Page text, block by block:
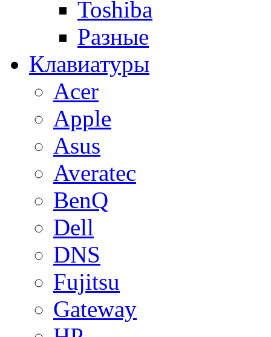
Toshiba
Разные
Клавиатуры
Acer
Apple
Asus
Averatec
BenQ
Dell
DNS
Fujitsu
Gateway